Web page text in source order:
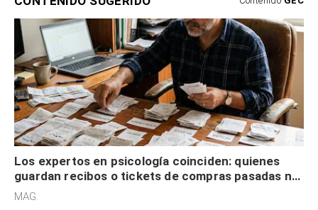
Los expertos en psicología coinciden: quienes
guardan recibos o tickets de compras pasadas no
son acumuladores, sino que tienen necesidad de
MAG.